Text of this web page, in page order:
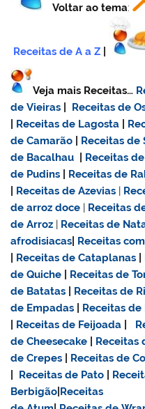
Voltar ao tema:
Receitas de A a Z
Veja mais Receitas…
de Vieiras
Receitas de
Receitas de Lagosta
de Camarão
Receitas de
de Bacalhau
Receitas
de Pudins
Receitas de
Receitas de Azevias |
dearroz doce | Receitas
de Arroz | Receitas de
afrodisiacas Receitas
Receitas de Cataplanas
de Quiche
Receitas de
de Batatas
Receitas de
de Empadas
Receitas de
Receitas de Feijoada
de Cheesecake
Receitas
de Crepes
Receitas de
Receitas de Pato
Berbigão Receitas